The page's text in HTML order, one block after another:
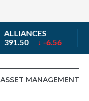
ALLIANCES
391.50↓ -6.56
ASSET MANAGEMENT